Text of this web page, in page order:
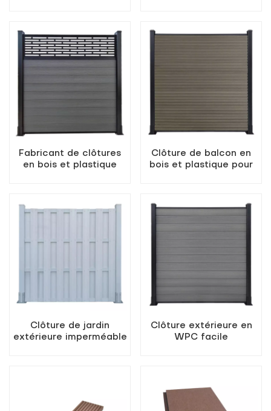
Fabricant de clôtures
en bois et plastique
Clôture de balcon en
bois et plastique pour
Clôture de jardin
extérieure imperméable
Clôture extérieure en
WPC facile